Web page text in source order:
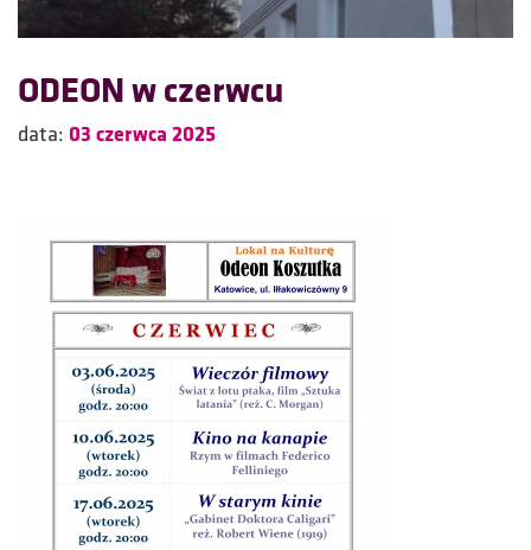
ODEON w czerwcu
data: 03 czerwca 2025